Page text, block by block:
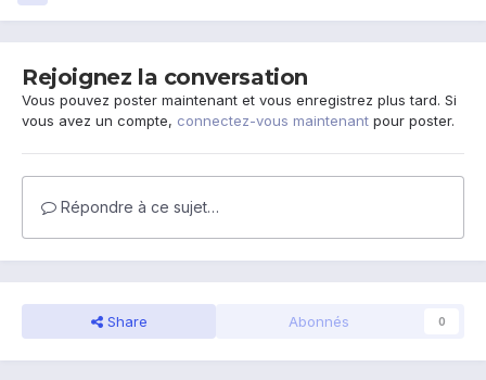
Rejoignez la conversation
Vous pouvez poster maintenant et vous enregistrez plus tard. Si
vous avez un compte, connectez-vous maintenant pour poster.
Répondre à ce sujet…
Share Abonnés 0